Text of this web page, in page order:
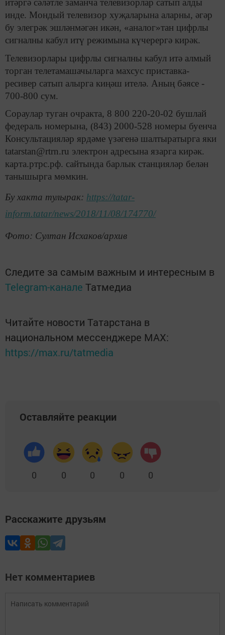
итәргә сәләтле заманча телевизорлар сатып алды
инде. Мондый телевизор хуҗаларына аларны, әгәр
бу элегрәк эшләнмәгән икән, «аналог»тан цифрлы
сигналны кабул итү режимына күчерергә кирәк.
Телевизорлары цифрлы сигналны кабул итә алмый
торган телетамашачыларга махсус приставка-
ресивер сатып алырга киңәш ителә. Аның бәясе -
700-800 сум.
Сораулар туган очракта, 8 800 220-20-02 бушлай
федераль номерына, (843) 2000-528 номеры буенча
Консультацияләр ярдәме үзәгенә шалтыратырга яки
tatarstan@rtrn.ru электрон адресына язарга кирәк.
карта.ртрс.рф. сайтында барлык станцияләр белән
танышырга мөмкин.
Бу хакта тулырак: https://tatar-
inform.tatar/news/2018/11/08/174770/
Фото: Султан Исхаков/архив
Следите за самым важным и интересным в
Telegram-канале Татмедиа
Читайте новости Татарстана в
национальном мессенджере MАХ:
https://max.ru/tatmedia
Оставляйте реакции
0 0 0 0 0
Расскажите друзьям
Нет комментариев